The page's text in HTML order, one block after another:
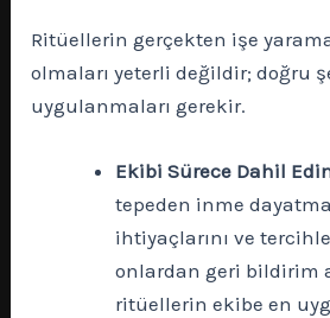
Ritüellerin gerçekten işe
olmaları yeterli değildir; doğru
uygulanmaları gerekir.
Ekibi Sürece Dahil
tepeden inme
ihtiyaçlarını ve
onlardan geri bildirim
ritüellerin ekibe en